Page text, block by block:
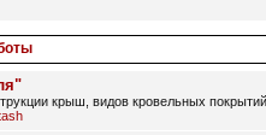
крыш, видов кровельных